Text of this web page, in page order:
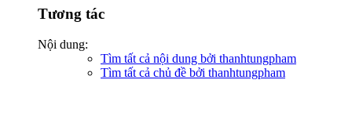
Tương tác
Nội dung:
Tìm tất cả nội dung bởi thanhtungpham
Tìm tất cả chủ đề bởi thanhtungpham